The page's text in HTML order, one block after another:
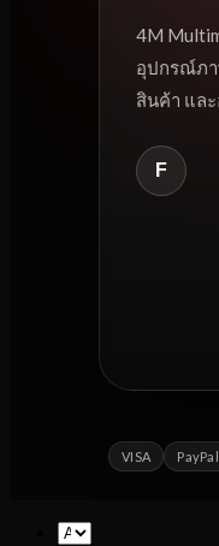
4M
อุปกรณ์ภา
สินค้า แล
F
VISA PayPal